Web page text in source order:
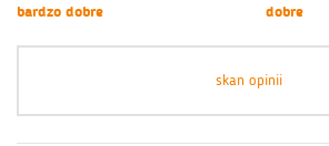
bardzo dobre
dobre
skan opinii